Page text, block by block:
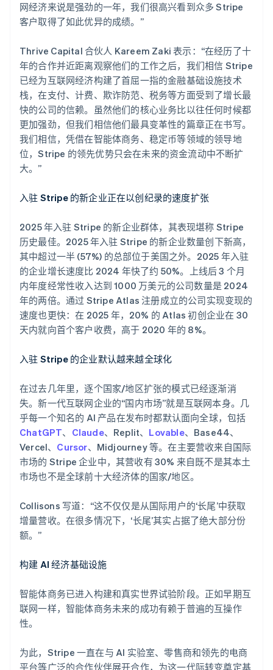
网经济来说是强劲的一年，我们很高兴看到众多 Stripe
客户取得了如此优异的成绩。”
Thrive Capital 合伙人 Kareem Zaki 表示：“在经历了十
年的合作并近距离观察他们的工作之后，我们相信 Stripe
已经为互联网经济构建了首屈一指的金融基础设施技术
栈，在支付、计费、欺诈防范、税务等方面受到了增长最
快的公司的信赖。虽然他们的核心业务比以往任何时候都
更加强劲，但我们相信他们最具变革性的篇章正在书写。
我们相信，凭借在智能体商务、稳定币等领域的领导地
位，Stripe 的领先优势只会在未来的资金流动中不断扩
大。”
入驻 Stripe 的新企业正在以创纪录的速度扩张
2025 年入驻 Stripe 的新企业群体，其表现堪称 Stripe
历史最佳。2025 年入驻 Stripe 的新企业数量创下新高，
其中超过一半 (57%) 的总部位于美国之外。2025 年入驻
的企业增长速度比 2024 年快了约 50%。上线后 3 个月
内年度经常性收入达到 1000 万美元的公司数量是 2024
年的两倍。通过 Stripe Atlas 注册成立的公司实现变现的
速度也更快：在 2025 年，20% 的 Atlas 初创企业在 30
天内就向首个客户收费，高于 2020 年的 8%。
入驻 Stripe 的企业默认越来越全球化
在过去几年里，逐个国家/地区扩张的模式已经逐渐消
失。新一代互联网企业的“国内市场”就是互联网本身。几
乎每一个知名的 AI 产品在发布时都默认面向全球，包括
ChatGPT、 Claude、Replit、 Lovable、Base44、
Vercel、 Cursor、Midjourney 等。在主要营收来自国际
市场的 Stripe 企业中，其营收有 30% 来自既不是其本土
市场也不是全球前十大经济体的国家/地区。
Collisons 写道：“这不仅仅是从国际用户的‘长尾’中获取
增量营收。在很多情况下，‘长尾’其实占据了绝大部分份
额。”
构建 AI 经济基础设施
智能体商务已进入构建和真实世界试验阶段。正如早期互
联网一样，智能体商务未来的成功有赖于普遍的互操作
性。
为此，Stripe 一直在与 AI 实验室、零售商和领先的电商
平台等广泛的合作伙伴展开合作，为这一代际转变奠定基
阿联酋
English
爱尔兰
English
爱沙尼亚
奥地利
DeutschEnglish
澳大利亚
English
PortuguêsEnglish
比利时
NederlandsFrançaisDeutschEnglish
丹麦
English